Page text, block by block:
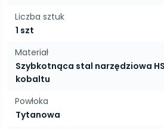
Liczba sztuk
1 szt
Materiał
Szybkotnąca stal narzędziowa
kobaltu
Powłoka
Tytanowa